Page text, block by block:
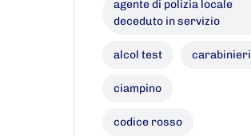
agente di polizia locale
deceduto in servizio
alcol test carabinieri
ciampino
codice rosso